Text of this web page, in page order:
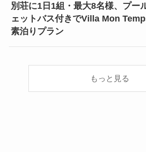
別荘に1日1組・最大8名様、プー
ェットバス付きでVilla Mon
素泊りプラン
もっと見る